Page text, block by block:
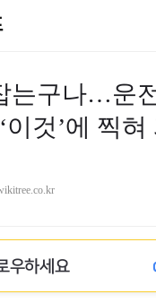
는구나…운
이것’에 찍혀
우하세요